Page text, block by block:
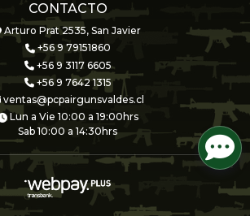
CONTACTO
Arturo Prat 2535, San Javier
+56 9 79151860
+56 9 3117 6605
+56 9 7642 1315
ventas@pcpairgunsvaldes.cl
Lun a Vie 10:00 a 19:00hrs
Sab 10:00 a 14:30hrs